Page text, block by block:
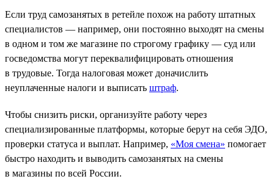
Если труд самозанятых в ретейле похож на работу штатных
специалистов — например, они постоянно выходят на смены
в одном и том же магазине по строгому графику — суд или
госведомства могут переквалифицировать отношения
в трудовые. Тогда налоговая может доначислить
неуплаченные налоги и выписать штраф.
Чтобы снизить риски, организуйте работу через
специализированные платформы, которые берут на себя ЭДО,
проверки статуса и выплат. Например, «Моя смена» помогает
быстро находить и выводить самозанятых на смены
в магазины по всей России.